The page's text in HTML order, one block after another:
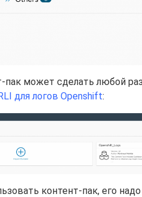
может сделать любой
для логов Openshift:
контент-пак, его